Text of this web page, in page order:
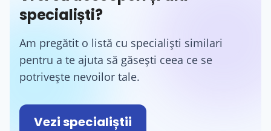
specialiști?
Am pregătit o listă cu specialiști similari
pentru a te ajuta să găsești ceea ce se
potrivește nevoilor tale.
Vezi specialiștii